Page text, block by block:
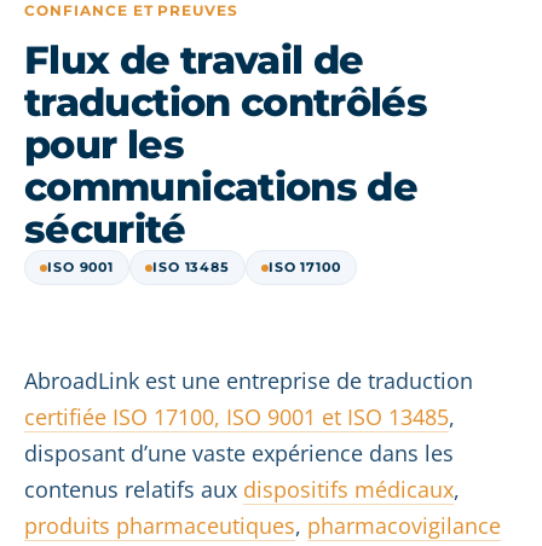
CONFIANCE ET PREUVES
Flux de travail de
traduction contrôlés
pour les
communications de
sécurité
ISO 9001 ISO 13485 ISO 17100
AbroadLink est une entreprise de traduction
certifiée ISO 17100, ISO 9001 et ISO 13485,
disposant d’une vaste expérience dans les
contenus relatifs aux dispositifs médicaux,
produits pharmaceutiques, pharmacovigilance